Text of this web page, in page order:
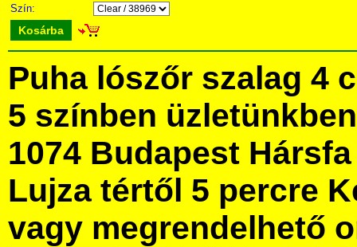
Szín:
Kosárba
Puha lószőr szalag 4
5 színben
1074 Budapest
Lujza tértől 5 percre
vagy megrendelhető